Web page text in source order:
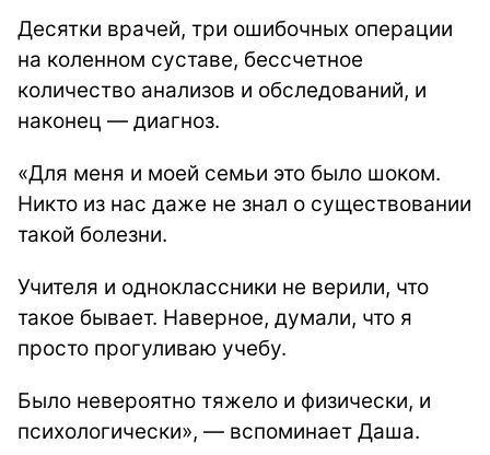
Десятки врачей, три ошибочных операции
на коленном суставе, бессчетное
количество анализов и обследований, и
наконец — диагноз.
«Для меня и моей семьи это было шоком.
Никто из нас даже не знал о существовании
такой болезни.
Учителя и одноклассники не верили, что
такое бывает. Наверное, думали, что я
просто прогуливаю учебу.
Было невероятно тяжело и физически, и
психологически», — вспоминает Даша.